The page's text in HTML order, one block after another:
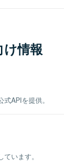
情報
APIを提供。
います。